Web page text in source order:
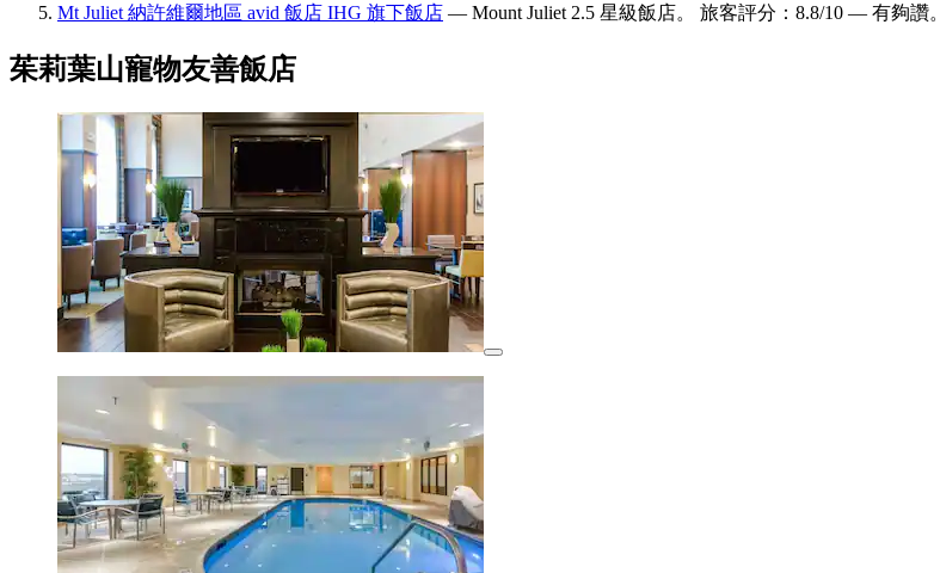
Mt Juliet 納許維爾地區 avid 飯店 IHG 旗下飯店 — Mount Juliet 2.5 星級飯店。 旅客評分：8.8/10 — 有夠讚。
茱莉葉山寵物友善飯店